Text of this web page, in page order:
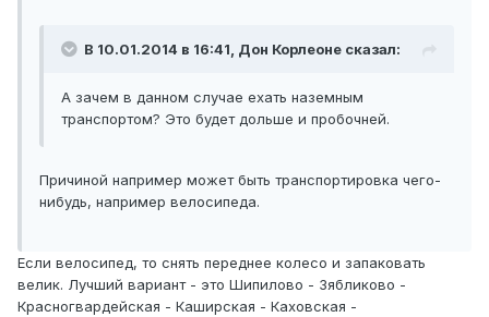
В 10.01.2014 в 16:41, Дон Корлеоне сказал:
А зачем в данном случае ехать наземным
транспортом? Это будет дольше и пробочней.
Причиной например может быть транспортировка чего-
нибудь, например велосипеда.
Если велосипед, то снять переднее колесо и запаковать
велик. Лучший вариант - это Шипилово - Зябликово -
Красногвардейская - Каширская - Каховская -